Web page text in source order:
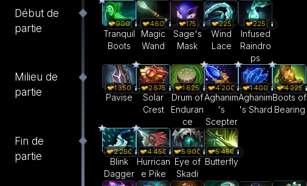
Début de
partie
900
Tranquil
Boots
460
Magic
Wand
175
Sage's
Mask
225
Wind
Lace
225
Infused
Raindro
ps
Milieu de
partie
1 350
Pavise
2 575
Solar
Crest
1 625
Drum of
Enduran
ce
4 200
Aghanim
's
Scepter
1 400
Aghanim
's Shard
4 225
Boots of
Bearing
Fin de
partie
2 250
Blink
Dagger
4 450
Hurrican
e Pike
5 900
Eye of
Skadi
5 450
Butterfly